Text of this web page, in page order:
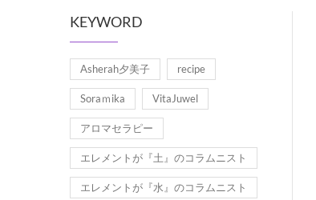
KEYWORD
Asherah夕美子 recipe
Soraｍika VitaJuwel
アロマセラピー
エレメントが『土』のコラムニスト
エレメントが『水』のコラムニスト